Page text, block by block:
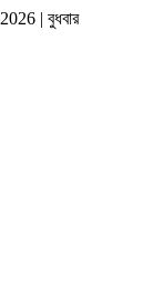
2026 | বুধবার